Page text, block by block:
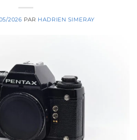
2026 PAR HADRIEN SIMERAY